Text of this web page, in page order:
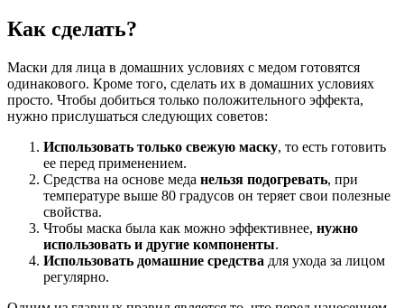
Как сделать?
Маски для лица в домашних условиях с медом готовятся
одинакового. Кроме того, сделать их в домашних условиях
просто. Чтобы добиться только положительного эффекта,
нужно прислушаться следующих советов:
Использовать только свежую маску, то есть готовить
ее перед применением.
Средства на основе меда нельзя подогревать, при
температуре выше 80 градусов он теряет свои полезные
свойства.
Чтобы маска была как можно эффективнее, нужно
использовать и другие компоненты.
Использовать домашние средства для ухода за лицом
регулярно.